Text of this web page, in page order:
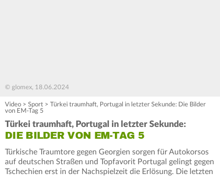
© glomex, 18.06.2024
Video > Sport > Türkei traumhaft, Portugal in letzter Sekunde: Die Bilder
von EM-Tag 5
Türkei traumhaft, Portugal in letzter Sekunde:
DIE BILDER VON EM-TAG 5
Türkische Traumtore gegen Georgien sorgen für Autokorsos
auf deutschen Straßen und Topfavorit Portugal gelingt gegen
Tschechien erst in der Nachspielzeit die Erlösung. Die letzten